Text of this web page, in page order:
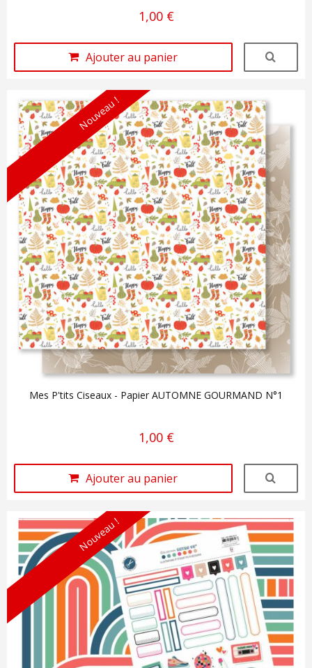
1,00 €
Ajouter au panier
Nouveau !
Mes P'tits Ciseaux - Papier AUTOMNE GOURMAND N°1
1,00 €
Ajouter au panier
Nouveau !